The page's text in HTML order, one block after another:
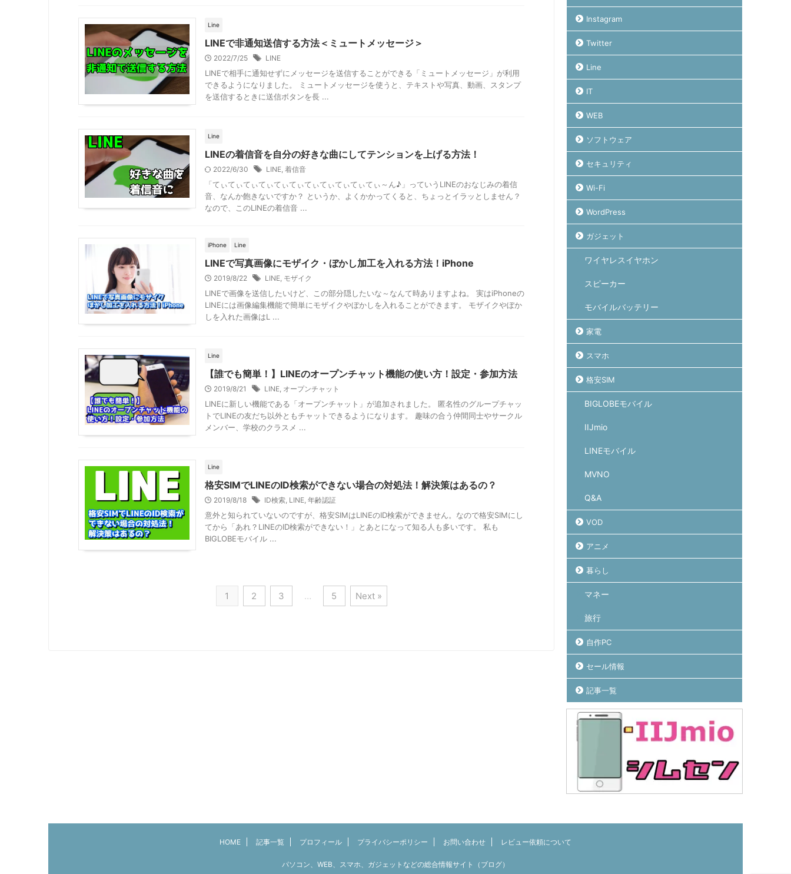
Line
LINEで非通知送信する方法＜ミュートメッセージ＞
2022/7/25 LINE
LINEで相手に通知せずにメッセージを送信することができる「ミュートメッセージ」が利用
できるようになりました。 ミュートメッセージを使うと、テキストや写真、動画、スタンプ
を送信するときに送信ボタンを長 ...
Line
LINEの着信音を自分の好きな曲にしてテンションを上げる方法！
2022/6/30 LINE 着信音
「てぃてぃてぃてぃてぃてぃてぃてぃてぃてぃてぃ～ん♪」っていうLINEのおなじみの着信
音、なんか飽きないですか？ というか、よくかかってくると、ちょっとイラッとしません？
なので、このLINEの着信音 ...
iPhone Line
LINEで写真画像にモザイク・ぼかし加工を入れる方法！iPhone
2019/8/22 LINE モザイク
LINEで画像を送信したいけど、この部分隠したいな～なんて時ありますよね。 実はiPhoneの
LINEには画像編集機能で簡単にモザイクやぼかしを入れることができます。 モザイクやぼか
しを入れた画像はL ...
Line
【誰でも簡単！】LINEのオープンチャット機能の使い方！設定・参加方法
2019/8/21 LINE, オープンチャット
LINEに新しい機能である「オープンチャット」が追加されました。 匿名性のグループチャッ
トでLINEの友だち以外ともチャットできるようになります。 趣味の合う仲間同士やサークル
メンバー、学校のクラスメ ...
Line
格安SIMでLINEのID検索ができない場合の対処法！解決策はあるの？
2019/8/18 ID検索 LINE 年齢認証
意外と知られていないのですが、格安SIMはLINEのID検索ができません。なので格安SIMにし
てから「あれ？LINEのID検索ができない！」とあとになって知る人も多いです。 私も
BIGLOBEモバイル ...
1 2 3 … 5 Next »
Instagram
Twitter
Line
IT
WEB
ソフトウェア
セキュリティ
Wi-Fi
WordPress
ガジェット
ワイヤレスイヤホン
スピーカー
モバイルバッテリー
家電
スマホ
格安SIM
BIGLOBEモバイル
IIJmio
LINEモバイル
MVNO
Q&A
VOD
アニメ
暮らし
マネー
旅行
自作PC
セール情報
記事一覧
HOME 記事一覧 プロフィール プライバシーポリシー お問い合わせ レビュー依頼について
パソコン、WEB、スマホ、ガジェットなどの総合情報サイト（ブログ）